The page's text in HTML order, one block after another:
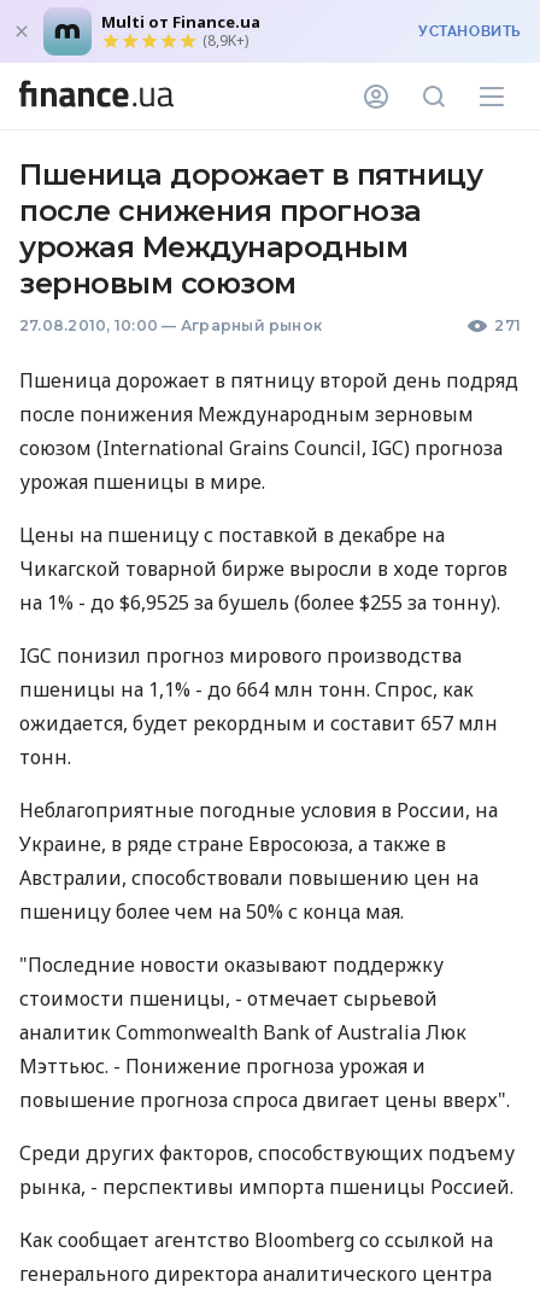
Multi от Finance.ua
(8,9K+) УСТАНОВИТЬ
Пшеница дорожает в пятницу
после снижения прогноза
урожая Международным
зерновым союзом
27.08.2010, 10:00 — Аграрный рынок 271
Пшеница дорожает в пятницу второй день подряд
после понижения Международным зерновым
союзом (International Grains Council, IGC) прогноза
урожая пшеницы в мире.
Цены на пшеницу с поставкой в декабре на
Чикагской товарной бирже выросли в ходе торгов
на 1% - до $6,9525 за бушель (более $255 за тонну).
IGC понизил прогноз мирового производства
пшеницы на 1,1% - до 664 млн тонн. Спрос, как
ожидается, будет рекордным и составит 657 млн
тонн.
Неблагоприятные погодные условия в России, на
Украине, в ряде стране Евросоюза, а также в
Австралии, способствовали повышению цен на
пшеницу более чем на 50% с конца мая.
"Последние новости оказывают поддержку
стоимости пшеницы, - отмечает сырьевой
аналитик Commonwealth Bank of Australia Люк
Мэттьюс. - Понижение прогноза урожая и
повышение прогноза спроса двигает цены вверх".
Среди других факторов, способствующих подъему
рынка, - перспективы импорта пшеницы Россией.
Как сообщает агентство Bloomberg со ссылкой на
генерального директора аналитического центра